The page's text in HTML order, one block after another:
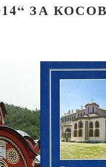
ЗА